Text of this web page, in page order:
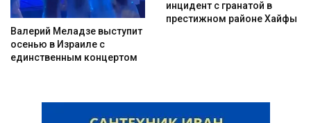
Валерий Меладзе выступит
осенью в Израиле с
единственным концертом
инцидент с гранатой в
престижном районе Хайфы